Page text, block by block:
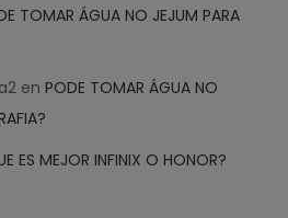
TOMAR ÁGUA NO JEJUM PARA
enPODE TOMAR ÁGUA NO
ES MEJOR INFINIX O HONOR?